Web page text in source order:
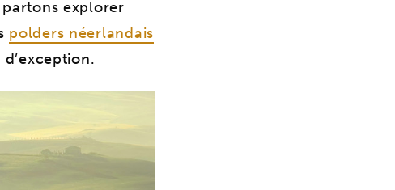
explorer
polders néerlandais